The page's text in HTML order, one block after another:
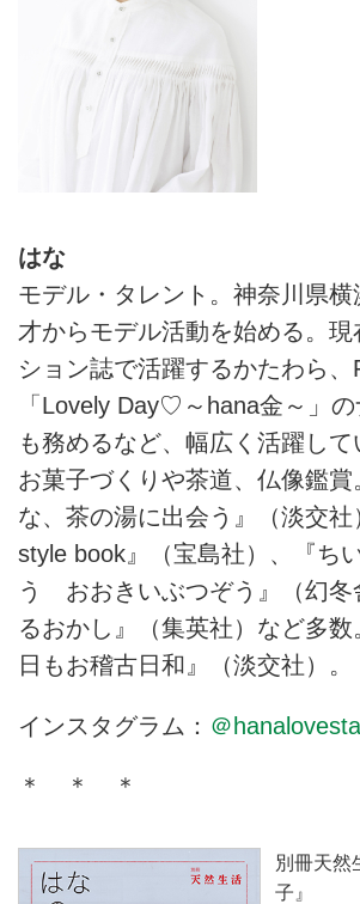
はな
モデル・タレント。神奈川県
才からモデル活動を始める。現
ション誌で活躍するかたわら、
「Lovely Day♡～hana金～」
も務めるなど、幅広く活躍して
お菓子づくりや茶道、仏像鑑賞
な、茶の湯に出会う』（淡交社
style book』（宝島社）、『ち
う おおきいぶつぞう』（幻冬
るおかし』（集英社）など多
日もお稽古日和』（淡交社）。
インスタグラム： ＠
＊ ＊ ＊
別冊天然
子』